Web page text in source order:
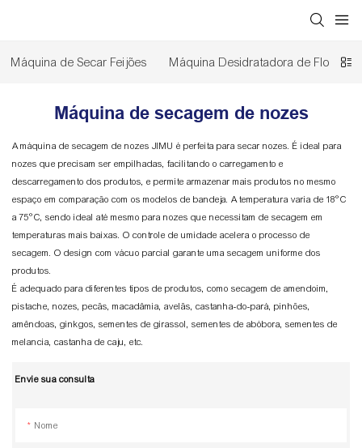
Máquina de Secar Feijões Máquina Desidratadora de Flores
Máquina de secagem de nozes
A máquina de secagem de nozes JIMU é perfeita para secar nozes. É ideal para
nozes que precisam ser empilhadas, facilitando o carregamento e
descarregamento dos produtos, e permite armazenar mais produtos no mesmo
espaço em comparação com os modelos de bandeja. A temperatura varia de 18°C ​​
a 75°C, sendo ideal até mesmo para nozes que necessitam de secagem em
temperaturas mais baixas. O controle de umidade acelera o processo de
secagem. O design com vácuo parcial garante uma secagem uniforme dos
produtos.
É adequado para diferentes tipos de produtos, como secagem de amendoim,
pistache, nozes, pecãs, macadâmia, avelãs, castanha-do-pará, pinhões,
amêndoas, ginkgos, sementes de girassol, sementes de abóbora, sementes de
melancia, castanha de caju, etc.
Envie sua consulta
Nome